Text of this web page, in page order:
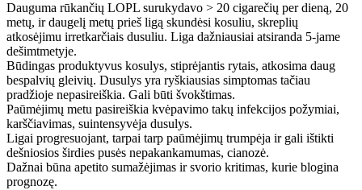
Dauguma rūkančių LOPL surukydavo > 20 cigarečių per dieną, 20
metų, ir daugelį metų prieš ligą skundėsi kosuliu, skreplių
atkosėjimu irretkarčiais dusuliu. Liga dažniausiai atsiranda 5-jame
dešimtmetyje.
Būdingas produktyvus kosulys, stiprėjantis rytais, atkosima daug
bespalvių gleivių. Dusulys yra ryškiausias simptomas tačiau
pradžioje nepasireiškia. Gali būti švokštimas.
Paūmėjimų metu pasireiškia kvėpavimo takų infekcijos požymiai,
karščiavimas, suintensyvėja dusulys.
Ligai progresuojant, tarpai tarp paūmėjimų trumpėja ir gali ištikti
dešniosios širdies pusės nepakankamumas, cianozė.
Dažnai būna apetito sumažėjimas ir svorio kritimas, kurie blogina
prognozę.